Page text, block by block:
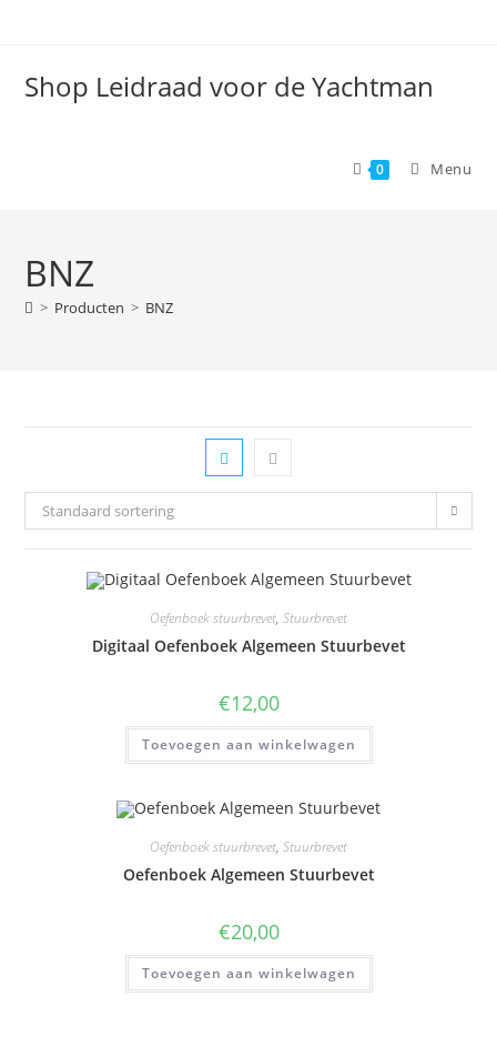
inhoudShop Leidraad voor de Yachtman
0 Menu
BNZ
> Producten > BNZ
Standaard sortering
Oefenboek stuurbrevet, Stuurbrevet
Digitaal Oefenboek Algemeen Stuurbevet
€12,00
Toevoegen aan winkelwagen
Oefenboek stuurbrevet, Stuurbrevet
Oefenboek Algemeen Stuurbevet
€20,00
Toevoegen aan winkelwagen